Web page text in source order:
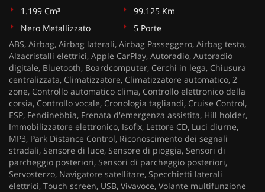
1.199 Cm³
99.125 Km
Nero Metallizzato
5 Porte
ABS, Airbag, Airbag laterali, Airbag Passeggero, Airbag testa,
Alzacristalli elettrici, Apple CarPlay, Autoradio, Autoradio
digitale, Bluetooth, Boardcomputer, Cerchi in lega, Chiusura
centralizzata, Climatizzatore, Climatizzatore automatico, 2
zone, Controllo automatico clima, Controllo elettronico della
corsia, Controllo vocale, Cronologia tagliandi, Cruise Control,
ESP, Fendinebbia, Frenata d'emergenza assistita, Hill holder,
Immobilizzatore elettronico, Isofix, Lettore CD, Luci diurne,
MP3, Park Distance Control, Riconoscimento dei segnali
stradali, Sensore di luce, Sensore di pioggia, Sensori di
parcheggio posteriori, Sensori di parcheggio posteriori,
Servosterzo, Navigatore satellitare, Specchietti laterali
elettrici, Touch screen, USB, Vivavoce, Volante multifunzione